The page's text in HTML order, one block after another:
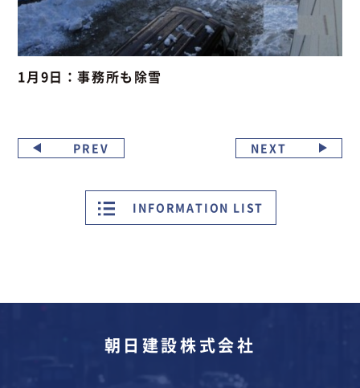
1月9日：事務所も除雪
PREV
INFORMATION LIST
NEXT
朝日建設株式会社